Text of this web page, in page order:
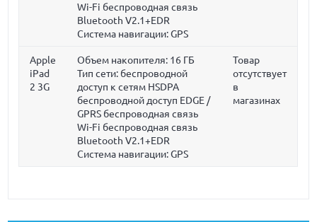
Wi-Fi беспроводная связь
Bluetooth V2.1+EDR
Система навигации: GPS
Apple
iPad
2 3G
Объем накопителя: 16 ГБ
Тип сети: беспроводной
доступ к сетям HSDPA
беспроводной доступ EDGE /
GPRS беспроводная связь
Wi-Fi беспроводная связь
Bluetooth V2.1+EDR
Система навигации: GPS
Товар
отсутствует
в
магазинах